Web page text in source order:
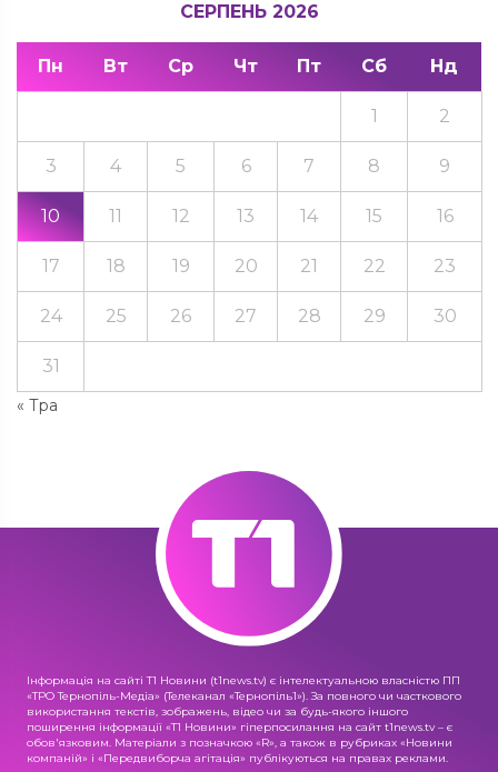
СЕРПЕНЬ 2026
Пн Вт Ср Чт Пт Сб Нд
« Тра
1 2
3 4 5 6 7 8 9
10 11 12 13 14 15 16
17 18 19 20 21 22 23
24 25 26 27 28 29 30
31
Інформація на сайті Т1 Новини (t1news.tv) є інтелектуальною власністю ПП
«ТРО Тернопіль-Медіа» (Телеканал «Тернопіль1»). За повного чи часткового
використання текстів, зображень, відео чи за будь-якого іншого
поширення інформації «Т1 Новини» гіперпосилання на сайт t1news.tv – є
обов'язковим. Матеріали з позначкою «R», а також в рубриках «Новини
компаній» і «Передвиборча агітація» публікуються на правах реклами.